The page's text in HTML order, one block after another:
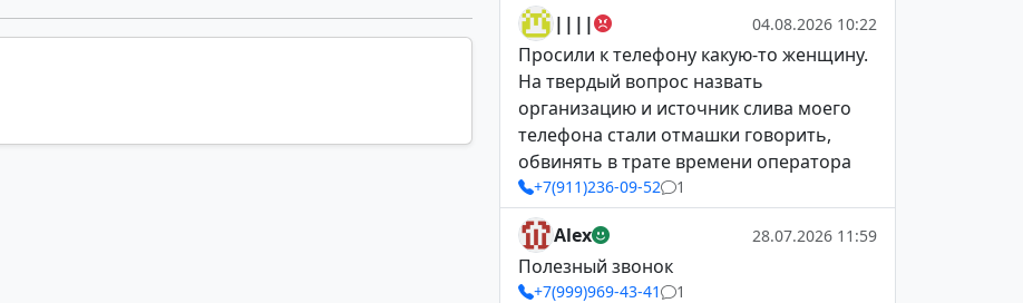
|||| 04.08.2026 10:22
Просили к телефону какую-то женщину.
На твердый вопрос назвать
организацию и источник слива моего
телефона стали отмашки говорить,
обвинять в трате времени оператора
+7(911)236-09-52 1
Alex 28.07.2026 11:59
Полезный звонок
+7(999)969-43-41 1